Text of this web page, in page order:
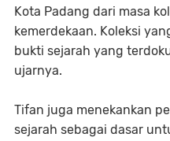
Kota Padang dari masa
kemerdekaan. Koleksi
bukti sejarah yang
ujarnya.
Tifan juga menekankan
sejarah sebagai dasar